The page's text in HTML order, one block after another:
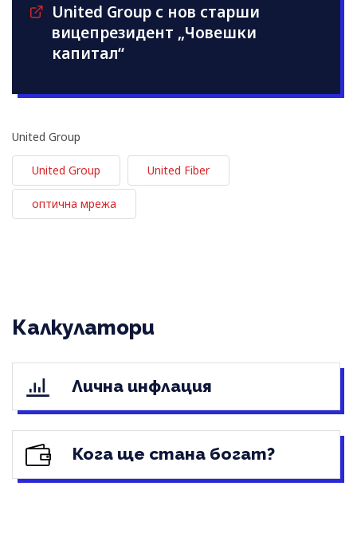
United Group с нов старши
вицепрезидент „Човешки
капитал“
United Group
United Group United Fiber
оптична мрежа
Калкулатори
Лична инфлация
Кога ще стана богат?